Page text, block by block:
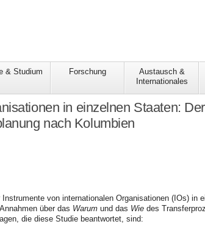
& Studium Forschung
Austausch &
Internationales
in einzelnen Staaten:
nach Kolumbien
von internationalen Organisationen (IOs)
über das Warum und das Wie des
die diese Studie beantwortet, sind: